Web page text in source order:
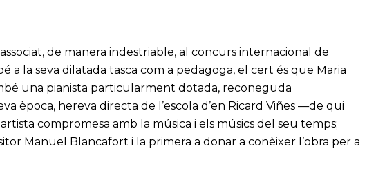
de manera indestriable, al concurs internacional de
a la seva dilatada tasca com a pedagoga, el cert és que Maria
una pianista particularment dotada, reconeguda
època, hereva directa de l’escola d’en Ricard Viñes —de qui
compromesa amb la música i els músics del seu temps;
Manuel Blancafort i la primera a donar a conèixer l’obra per a